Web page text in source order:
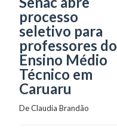
processo
seletivo para
professores do
Ensino Médio
Técnico em
Caruaru
De Claudia Brandão